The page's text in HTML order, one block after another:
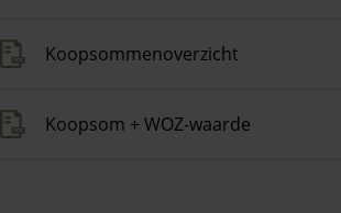
Koopsommenoverzicht
Koopsom + WOZ-waarde